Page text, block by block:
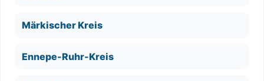
Märkischer Kreis
Ennepe-Ruhr-Kreis